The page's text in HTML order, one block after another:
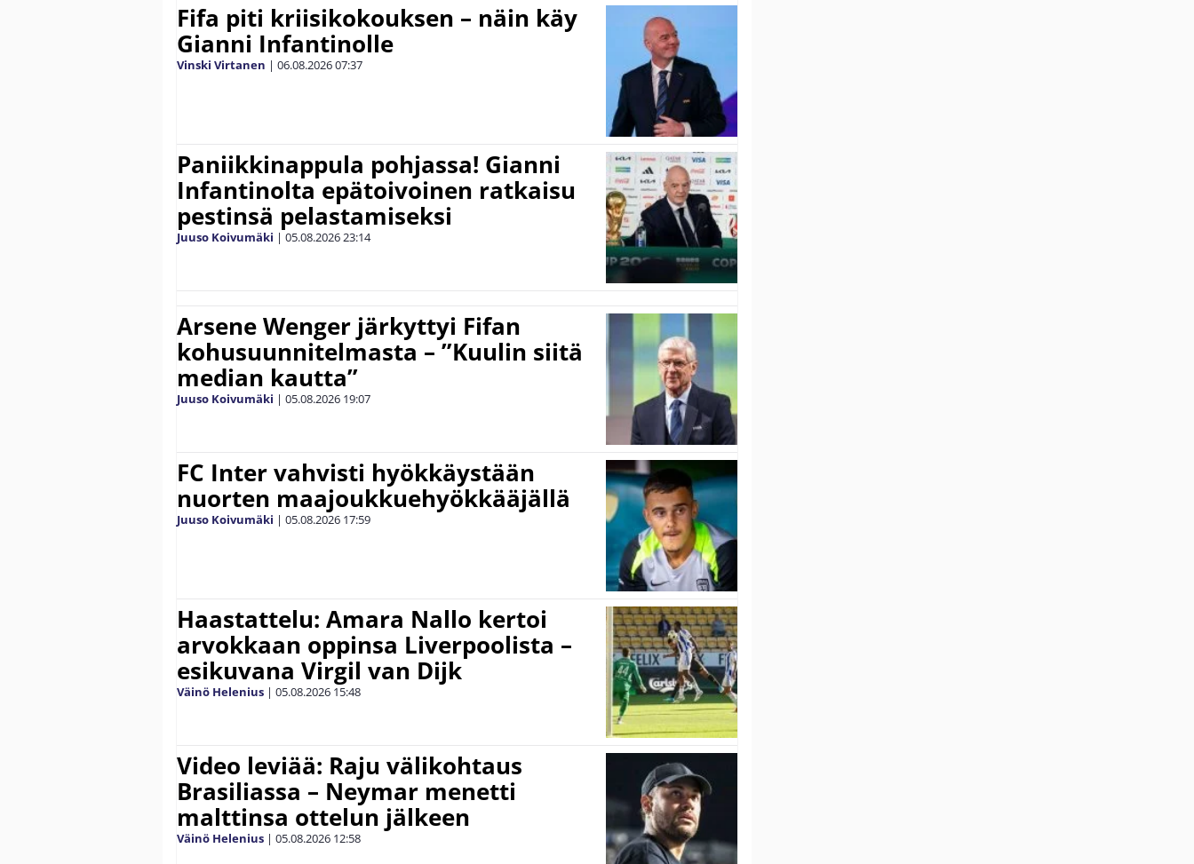
Fifa piti kriisikokouksen – näin käy
Gianni Infantinolle
Vinski Virtanen | 06.08.202607:37
Paniikkinappula pohjassa! Gianni
Infantinolta epätoivoinen ratkaisu
pestinsä pelastamiseksi
Juuso Koivumäki | 05.08.202623:14
Arsene Wenger järkyttyi Fifan
kohusuunnitelmasta – ”Kuulin siitä
median kautta”
Juuso Koivumäki | 05.08.2026 19:07
FC Inter vahvisti hyökkäystään
nuorten maajoukkuehyökkääjällä
Juuso Koivumäki | 05.08.2026 17:59
Haastattelu: Amara Nallo kertoi
arvokkaan oppinsa Liverpoolista –
esikuvana Virgil van Dijk
Väinö Helenius | 05.08.2026 15:48
Video leviää: Raju välikohtaus
Brasiliassa – Neymar menetti
malttinsa ottelun jälkeen
Väinö Helenius | 05.08.2026 12:58